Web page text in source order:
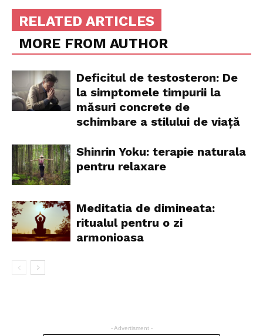
RELATED ARTICLES
MORE FROM AUTHOR
Deficitul de testosteron: De
la simptomele timpurii la
măsuri concrete de
schimbare a stilului de viață
Shinrin Yoku: terapie naturala
pentru relaxare
Meditatia de dimineata:
ritualul pentru o zi
armonioasa
- Advertisment -